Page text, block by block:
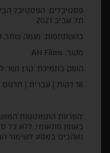
פסטיבלים: הפסטיבל
תל אביב 2021
בהשתתפות: נעמה שחר,
מקור: AH Films
הופק בתמיכת: קרן גשר
18 דקות | עברית | תרגום לאנגלית
'הפרעת התמוטטות
באופן פתאומי, ללא כל
נאהבים במסע לשימור